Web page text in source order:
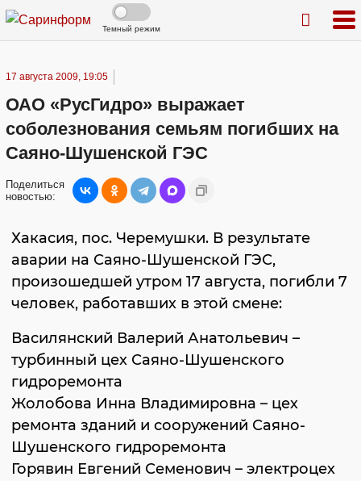
Темный режим
17 августа 2009, 19:05
ОАО «РусГидро» выражает
соболезнования семьям погибших на
Саяно-Шушенской ГЭС
Поделиться
новостью:
Хакасия, пос. Черемушки. В результате
аварии на Саяно-Шушенской ГЭС,
произошедшей утром 17 августа, погибли 7
человек, работавших в этой смене:
Василянский Валерий Анатольевич –
турбинный цех Саяно-Шушенского
гидроремонта
Жолобова Инна Владимировна – цех
ремонта зданий и сооружений Саяно-
Шушенского гидроремонта
Горявин Евгений Семенович – электроцех